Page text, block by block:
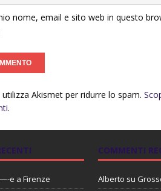
nome, email e sito web in questo
Akismet per ridurre lo spam.
.
e a Firenze
COMMENTI
Alberto su